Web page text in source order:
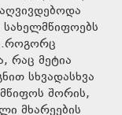
რაც მეტია
სხვადასხვა
შორის,
მხარეების